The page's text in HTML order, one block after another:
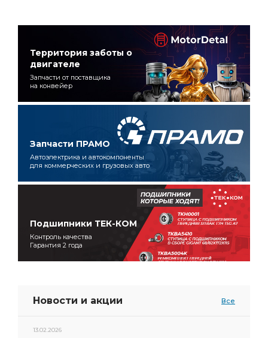
Территория заботы о
двигателе
Запчасти от поставщика
на конвейер
Запчасти ПРАМО
Автоэлектрика и автокомпоненты
для коммерческих и грузовых авто
Подшипники ТЕК-КОМ
Контроль качества
Гарантия 2 года
Новости и акции Все
13.02.2026